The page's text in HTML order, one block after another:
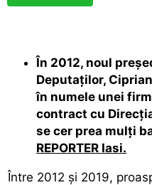
În 2012, noul
Deputaților,
în numele unei
contract cu
se cer prea mulți
REPORTER Iasi.
Între 2012 și 2019,